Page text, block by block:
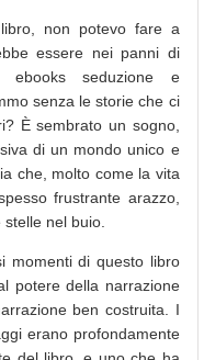
non potevo fare a
essere nei panni di
ebooks seduzione e
senza le storie che ci
È sembrato un sogno,
di un mondo unico e
che, molto come la vita
frustrante arazzo,
nel buio.
momenti di questo libro
potere della narrazione
ben costruita. I
erano profondamente